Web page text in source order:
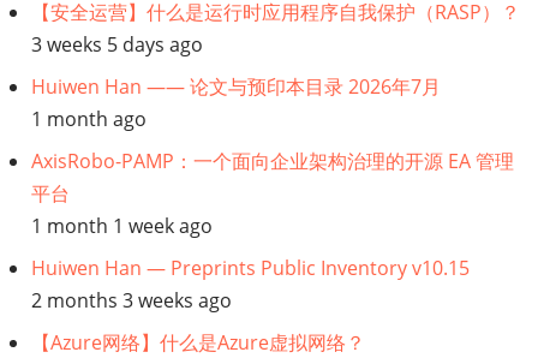
【安全运营】什么是运行时应用程序自我保护（RASP）？
3 weeks 5 days ago
Huiwen Han —— 论文与预印本目录 2026年7月
1 month ago
AxisRobo-PAMP：一个面向企业架构治理的开源 EA 管理
平台
1 month 1 week ago
Huiwen Han — Preprints Public Inventory v10.15
2 months 3 weeks ago
【Azure网络】什么是Azure虚拟网络？